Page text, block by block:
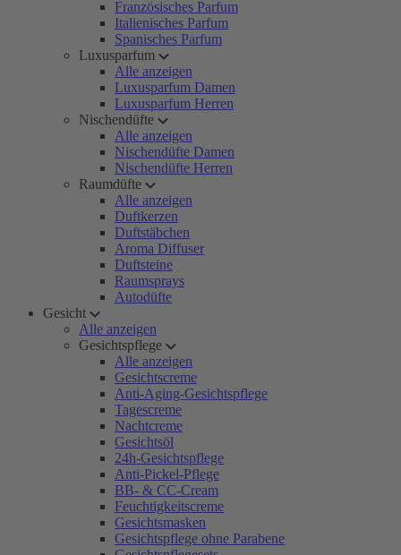
Französisches Parfum
Italienisches Parfum
Spanisches Parfum
Luxusparfum
Alle anzeigen
Luxusparfum Damen
Luxusparfum Herren
Nischendüfte
Alle anzeigen
Nischendüfte Damen
Nischendüfte Herren
Raumdüfte
Alle anzeigen
Duftkerzen
Duftstäbchen
Aroma Diffuser
Duftsteine
Raumsprays
Autodüfte
Gesicht
Alle anzeigen
Gesichtspflege
Alle anzeigen
Gesichtscreme
Anti-Aging-Gesichtspflege
Tagescreme
Nachtcreme
Gesichtsöl
24h-Gesichtspflege
Anti-Pickel-Pflege
BB- & CC-Cream
Feuchtigkeitscreme
Gesichtsmasken
Gesichtspflege ohne Parabene